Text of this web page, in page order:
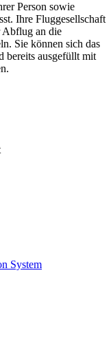
Person sowie
Ihre Fluggesellschaft
Abflug an die
Sie können sich das
bereits ausgefüllt mit
System